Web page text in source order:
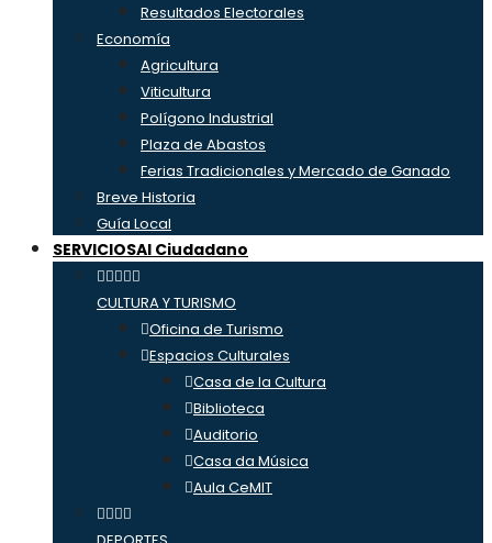
Resultados Electorales
Economía
Agricultura
Viticultura
Polígono Industrial
Plaza de Abastos
Ferias Tradicionales y Mercado de Ganado
Breve Historia
Guía Local
SERVICIOSAl Ciudadano
CULTURA Y TURISMO
Oficina de Turismo
Espacios Culturales
Casa de la Cultura
Biblioteca
Auditorio
Casa da Música
Aula CeMIT